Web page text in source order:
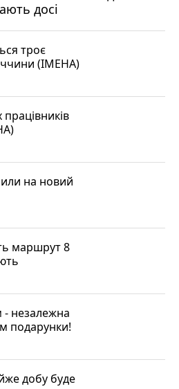
досі
троє
(ІМЕНА)
на новий
маршрут 8
- незалежна
подарунки!
добу буде